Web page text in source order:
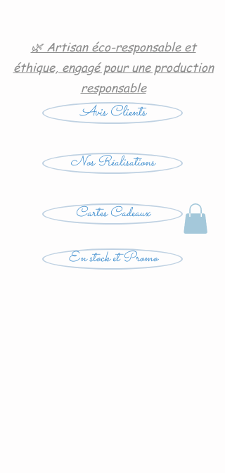
🌿 Artisan éco-responsable et
éthique, engagé pour une production
responsable
Avis Clients
Nos Réalisations
Cartes Cadeaux
En stock et Promo